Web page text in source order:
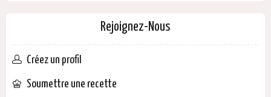
Rejoignez-Nous
Créez un profil
Soumettre une recette